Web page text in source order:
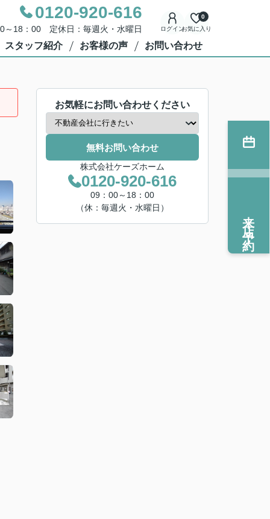
0120-920-616
～18：00 定休日：毎週火・水曜日 ログインお気に入り
0
スタッフ紹介 お客様の声 お問い合わせ
お気軽にお問い合わせください
無料お問い合わせ
株式会社ケーズホーム
0120-920-616
09：00～18：00
（休：毎週火・水曜日）
来店予約